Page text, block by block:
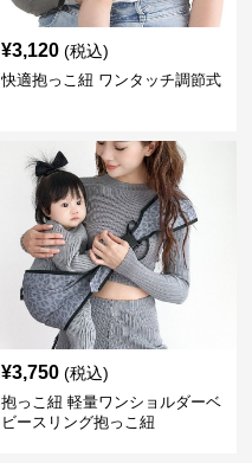
¥3,120 (税込)
快適抱っこ紐 ワンタッチ調節式
¥3,750 (税込)
抱っこ紐 軽量ワンショルダーベ
ビースリング抱っこ紐